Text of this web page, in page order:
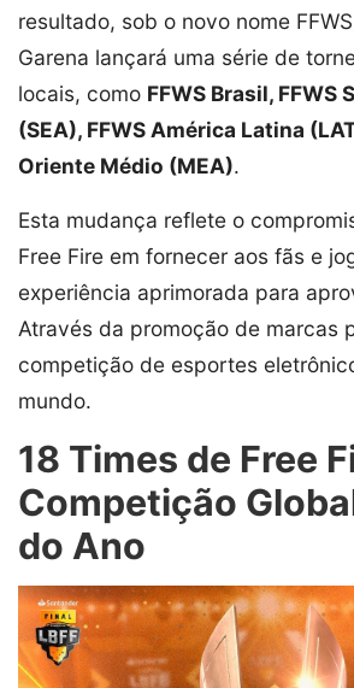
resultado, sob o novo nome
Garena lançará uma série de
locais, como FFWS Brasil, FFWS
(SEA), FFWS América Latina
Oriente Médio (MEA).
Esta mudança reflete o
Free Fire em fornecer aos fãs e
experiência aprimorada para
Através da promoção de marcas
competição de esportes
mundo.
18 Times de Free
Competição
do Ano